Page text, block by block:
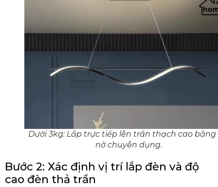
Dưới 3kg: Lắp trực tiếp lên trần thạch cao bằng
nở chuyên dụng.
Bước 2: Xác định vị trí lắp đèn và độ
cao đèn thả trần